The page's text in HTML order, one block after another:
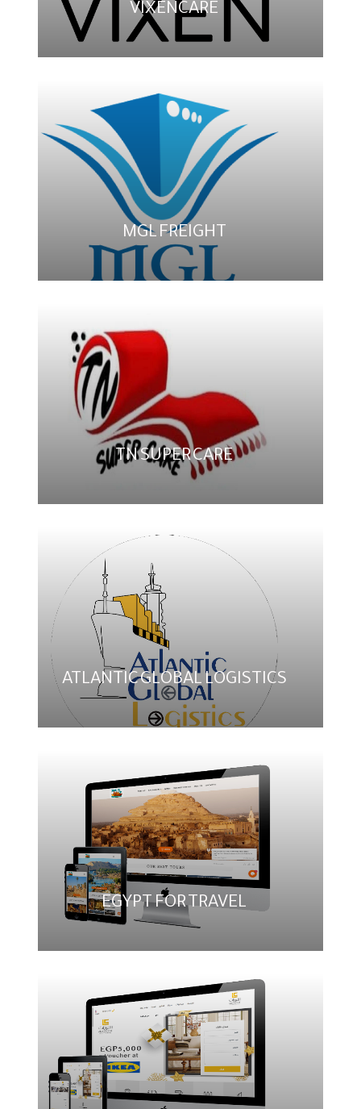
VIXENCARE
MGL FREIGHT
TN SUPER CARE
ATLANTIC GLOBAL LOGISTICS
EGYPT FOR TRAVEL